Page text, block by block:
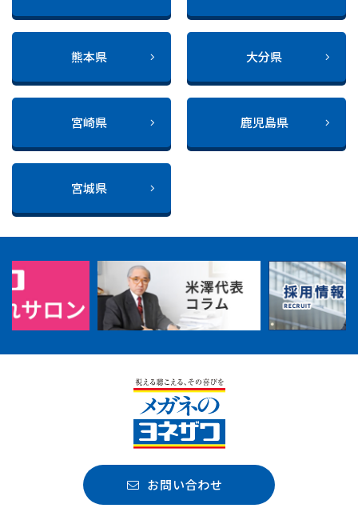
熊本県 大分県
宮崎県 鹿児島県
宮城県
お問い合わせ